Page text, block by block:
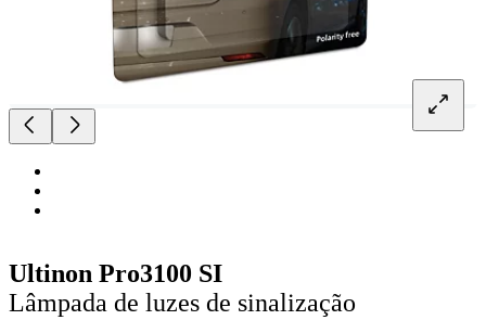
Ultinon Pro3100 SI
Lâmpada de luzes de sinalização